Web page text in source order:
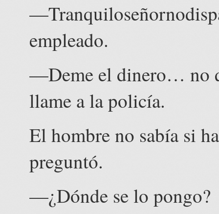
empleado.
—Deme el dinero… no
llame a la policía.
El hombre no sabía si
preguntó.
—¿Dónde se lo pongo?